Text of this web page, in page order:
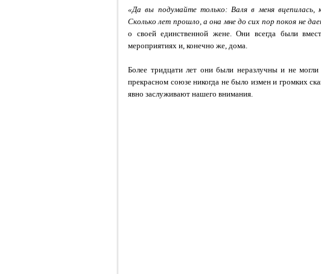
«Да вы подумайте только: Валя в меня
Сколько лет прошло, а она мне до сих пор покоя не
о своей единственной жене. Они всегда были
мероприятиях и, конечно же, дома.
Более тридцати лет они были неразлучны и не
прекрасном союзе никогда не было измен и громких
явно заслуживают нашего внимания.